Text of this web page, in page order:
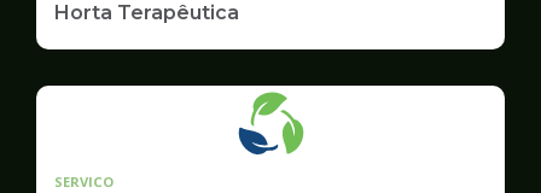
Horta Terapêutica
SERVICO